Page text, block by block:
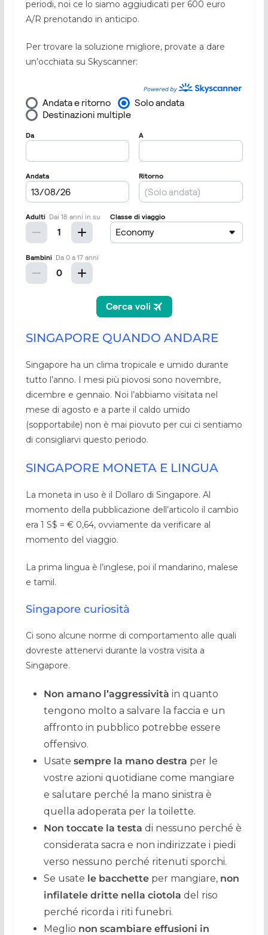
periodi, noi ce lo siamo aggiudicati per 600 euro
A/R prenotando in anticipo.
Per trovare la soluzione migliore, provate a dare
un’occhiata su Skyscanner:
SINGAPORE QUANDO ANDARE
Singapore ha un clima tropicale e umido durante
tutto l’anno. I mesi più piovosi sono novembre,
dicembre e gennaio. Noi l’abbiamo visitata nel
mese di agosto e a parte il caldo umido
(sopportabile) non è mai piovuto per cui ci sentiamo
di consigliarvi questo periodo.
SINGAPORE MONETA E LINGUA
La moneta in uso è il Dollaro di Singapore. Al
momento della pubblicazione dell’articolo il cambio
era 1 S$ = € 0,64, ovviamente da verificare al
momento del viaggio.
La prima lingua è l’inglese, poi il mandarino, malese
e tamil.
Singapore curiosità
Ci sono alcune norme di comportamento alle quali
dovreste attenervi durante la vostra visita a
Singapore.
Non amano l’aggressività in quanto
tengono molto a salvare la faccia e un
affronto in pubblico potrebbe essere
offensivo.
Usate sempre la mano destra per le
vostre azioni quotidiane come mangiare
e salutare perché la mano sinistra è
quella adoperata per la toilette.
Non toccate la testa di nessuno perché è
considerata sacra e non indirizzate i piedi
verso nessuno perché ritenuti sporchi.
Se usate le bacchetteper mangiare, non
infilatele dritte nella ciotola del riso
perché ricorda i riti funebri.
Meglio non scambiare effusioni in